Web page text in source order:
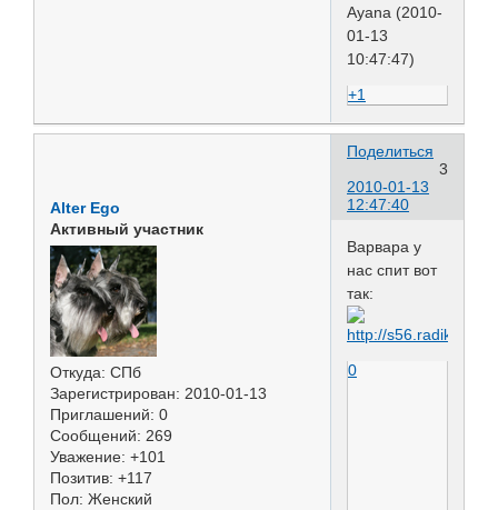
Ayana (2010-
01-13
10:47:47)
+1
Поделиться
3
2010-01-13
12:47:40
Alter Ego
Активный участник
Откуда: СПб
Зарегистрирован: 2010-01-13
Приглашений: 0
Сообщений: 269
Уважение: +101
Позитив: +117
Пол: Женский
Варвара у
нас спит вот
так:
0